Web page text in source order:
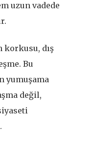
uzun vadede
korkusu, dış
Bu
yumuşama
değil,